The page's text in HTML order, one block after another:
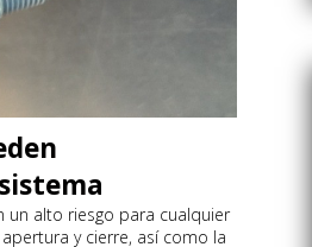
un alto riesgo para cualquier
y cierre, así como la